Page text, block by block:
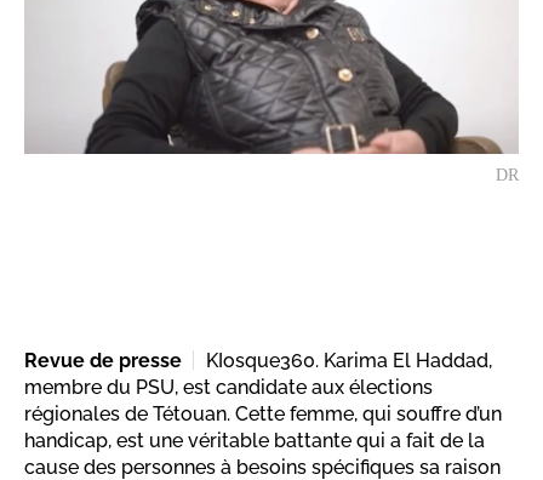
DR
Revue de presse
KIosque360. Karima El Haddad,
membre du PSU, est candidate aux élections
régionales de Tétouan. Cette femme, qui souffre d’un
handicap, est une véritable battante qui a fait de la
cause des personnes à besoins spécifiques sa raison